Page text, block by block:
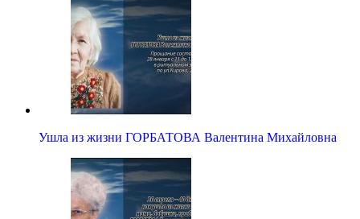
Ушла из жизни ГОРБАТОВА Валентина Михайловна